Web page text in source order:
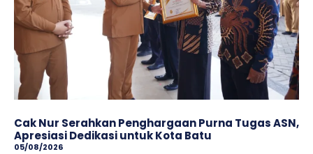
Cak Nur Serahkan Penghargaan Purna Tugas ASN,
Apresiasi Dedikasi untuk Kota Batu
05/08/2026